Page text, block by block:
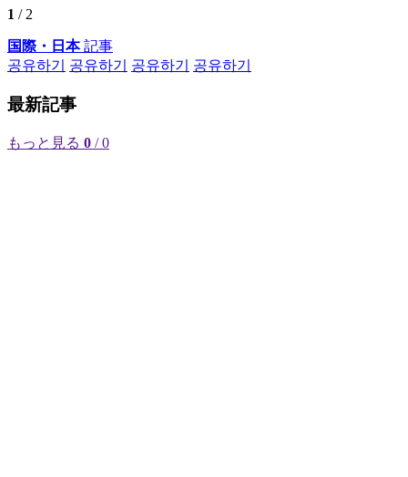
1 / 2
国際・日本記事
공유하기
공유하기 공유하기 공유하기
最新記事
もっと見る 0 / 0